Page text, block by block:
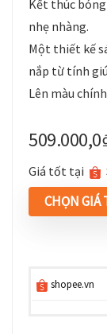
Kết thúc
nhẹ nhàng.
Một thiết kế
nắp từ tính
Lên màu
509.000,0
Giá tốt tại
CHỌN GIÁ
shopee.vn